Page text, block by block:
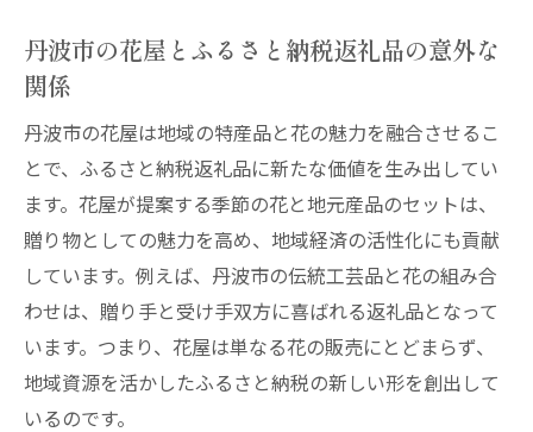
貢献
丹波市の返礼品選びに花屋の視点をプラス
丹波市の花屋視点で選ぶ返礼品の新基準
花屋選びで広がる丹波市返礼品の楽しみ方
ふるさと納税返礼品に花屋のおすすめを取
り入れる
丹波市の花屋と返礼品で感じる地域の温か
さ
花屋が教える丹波市返礼品選びのこだわり
丹波市の花屋とふるさと納税返礼品の意外な
関係
丹波市の花屋は地域の特産品と花の魅力を融合させるこ
とで、ふるさと納税返礼品に新たな価値を生み出してい
ます。花屋が提案する季節の花と地元産品のセットは、
贈り物としての魅力を高め、地域経済の活性化にも貢献
しています。例えば、丹波市の伝統工芸品と花の組み合
わせは、贈り手と受け手双方に喜ばれる返礼品となって
います。つまり、花屋は単なる花の販売にとどまらず、
地域資源を活かしたふるさと納税の新しい形を創出して
いるのです。